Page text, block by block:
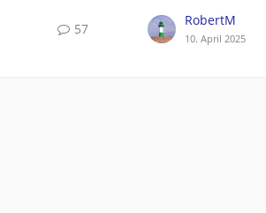
57
RobertM
10. April 2025